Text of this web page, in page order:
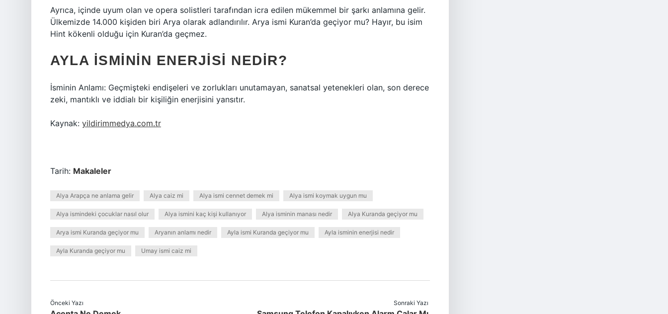
Ayrıca, içinde uyum olan ve opera solistleri tarafından icra edilen mükemmel bir şarkı anlamına gelir.
Ülkemizde 14.000 kişiden biri Arya olarak adlandırılır. Arya ismi Kuran’da geçiyor mu? Hayır, bu isim
Hint kökenli olduğu için Kuran’da geçmez.
AYLA ISMININ ENERJISI NEDIR?
İsminin Anlamı: Geçmişteki endişeleri ve zorlukları unutamayan, sanatsal yetenekleri olan, son derece
zeki, mantıklı ve iddialı bir kişiliğin enerjisini yansıtır.
Kaynak: yildirimmedya.com.tr
Tarih: Makaleler
Alya Arapça ne anlama gelir Alya caiz mi Alya ismi cennet demek mi Alya ismi koymak uygun mu
Alya ismindeki çocuklar nasıl olur Alya ismini kaç kişi kullanıyor Alya isminin manası nedir Alya Kuranda geçiyor mu
Arya ismi Kuranda geçiyor mu Aryanın anlamı nedir Ayla ismi Kuranda geçiyor mu Ayla isminin enerjisi nedir
Ayla Kuranda geçiyor mu Umay ismi caiz mi
Önceki Yazı Sonraki Yazı